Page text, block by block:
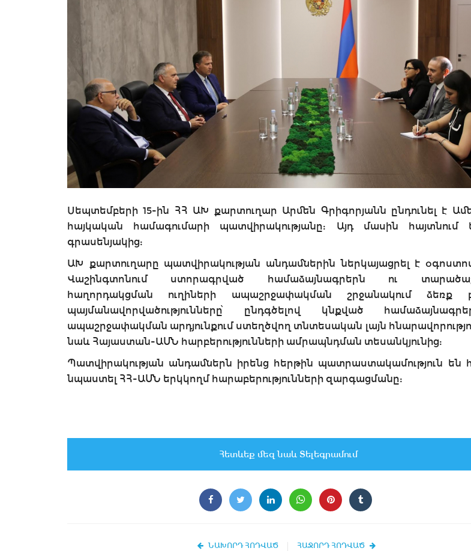
Սեպտեմբերի 15-ին ՀՀ ԱԽ քարտուղար Արմեն Գրիգորյանն ընդունել է
հայկական համագումարի պատվիրակությանը: Այդ մասին
գրասենյակից:
ԱԽ քարտուղարը պատվիրակության անդամներին ներկայացրել է
Վաշինգտոնում ստորագրված համաձայնագրերն ու
հաղորդակցման ուղիների ապաշրջափակման շրջանակում ձեռք
պայմանավորվածությունները՝ ընդգծելով կնքված
ապաշրջափակման արդյունքում ստեղծվող տնտեսական լայն
նաև Հայաստան-ԱՄՆ հարբերությունների ամրապնդման տեսանկյունից:
Պատվիրակության անդամներն իրենց հերթին պատրաստակամություն են
նպաստել ՀՀ-ԱՄՆ երկկողմ հարաբերությունների զարգացմանը:
Հետևեք մեզ նաև Տելեգրամում
ՆԱԽՈՐԴ ՀՈԴՎԱԾ ՀԱՋՈՐԴ ՀՈԴՎԱԾ